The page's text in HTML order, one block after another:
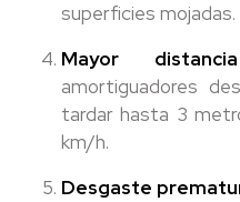
superficies mojadas.
Mayor
amortiguadores
tardar hasta 3
km/h.
Desgaste